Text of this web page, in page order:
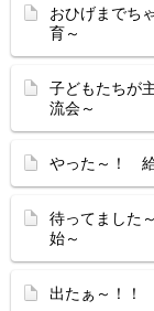
おひげま
育～
子どもたち
流
やった～！
待って
始～
出たぁ～！！